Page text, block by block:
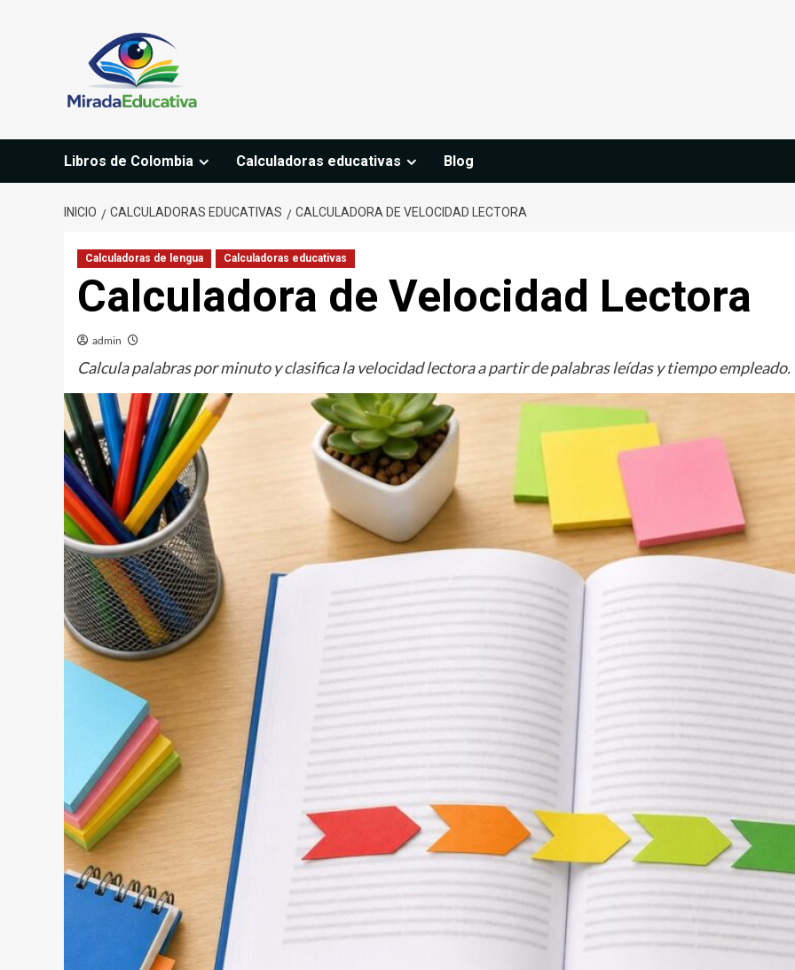
Libros de Colombia Calculadoras educativas Blog
INICIO CALCULADORAS EDUCATIVAS CALCULADORA DE VELOCIDAD LECTORA
Calculadoras de lengua Calculadoras educativas
Calculadora de Velocidad Lectora
admin
Calcula palabras por minuto y clasifica la velocidad lectora a partir de palabras leídas y tiempo empleado.